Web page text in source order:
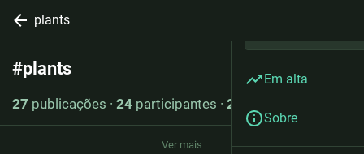
plants
#plants
27 publicações · 24 participantes · 2
Ver mais
Em alta
Sobre